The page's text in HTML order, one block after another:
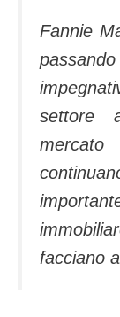
Fannie
settore
facciano